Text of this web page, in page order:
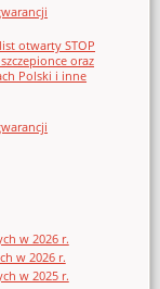
otwarty STOP
oraz
Polski i inne
w 2026 r.
w 2026 r.
w 2025 r.